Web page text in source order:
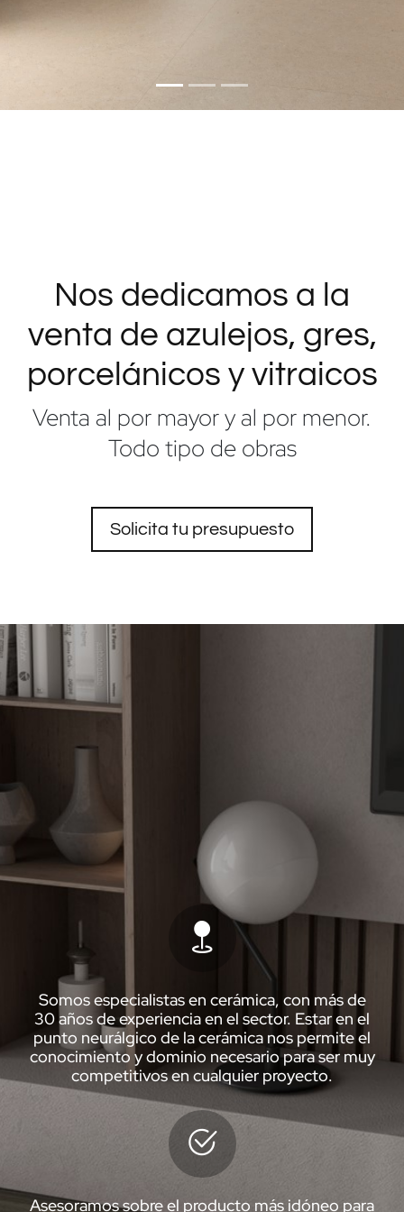
Nos dedicamos a la
venta de azulejos, gres,
porcelánicos y vitraicos
Venta al por mayor y al por menor.
Todo tipo de obras
Solicita tu presupuesto
Somos especialistas en cerámica, con más de
30 años de experiencia en el sector. Estar en el
punto neurálgico de la cerámica nos permite el
conocimiento y dominio necesario para ser muy
competitivos en cualquier proyecto.
Asesoramos sobre el producto más idóneo para